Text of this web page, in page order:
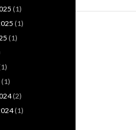
(1)
(1)
(1)
(1)
(2)
(1)